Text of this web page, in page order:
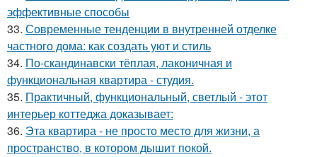
эффективные способы
33. Современные тенденции в внутренней отделке
частного дома: как создать уют и стиль
34. По-скандинавски тёплая, лаконичная и
функциональная квартира - студия.
35. Практичный, функциональный, светлый - этот
интерьер коттеджа доказывает:
36. Эта квартира - не просто место для жизни, а
пространство, в котором дышит покой.